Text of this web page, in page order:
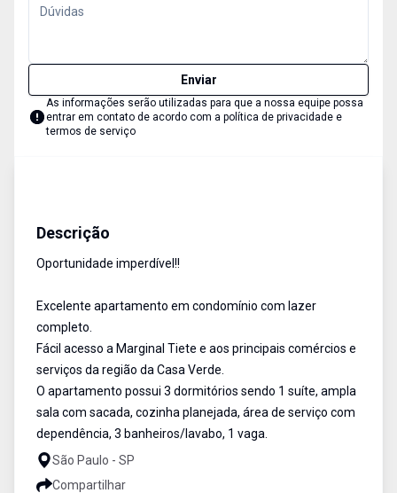
Enviar
As informações serão utilizadas para que a nossa equipe possa
entrar em contato de acordo com a política de privacidade e
termos de serviço
Descrição
Oportunidade imperdível!!
Excelente apartamento em condomínio com lazer
completo.
Fácil acesso a Marginal Tiete e aos principais comércios e
serviços da região da Casa Verde.
O apartamento possui 3 dormitórios sendo 1 suíte, ampla
sala com sacada, cozinha planejada, área de serviço com
dependência, 3 banheiros/lavabo, 1 vaga.
São Paulo - SP
Compartilhar